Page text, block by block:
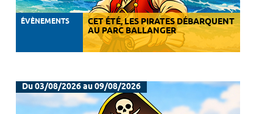
ÉVÈNEMENTS CET ÉTÉ, LES PIRATES DÉBARQUENT
AU PARC BALLANGER
Du 03/08/2026 au 09/08/2026